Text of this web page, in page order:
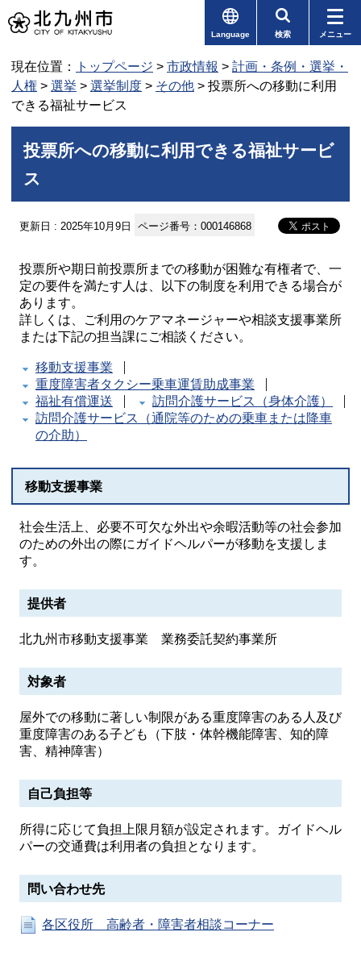
Language 検索 メニュー
現在位置： トップページ > 市政情報 > 計画・条例・選挙・
人権 > 選挙 > 選挙制度 > その他 > 投票所への移動に利用
できる福祉サービス
投票所への移動に利用できる福祉サービ
ス
更新日 : 2025年10月9日 ページ番号：000146868
投票所や期日前投票所までの移動が困難な有権者で、一
定の要件を満たす人は、以下の制度を利用できる場合が
あります。
詳しくは、ご利用のケアマネージャーや相談支援事業所
または下記の担当課にご相談ください。
移動支援事業
重度障害者タクシー乗車運賃助成事業
福祉有償運送
訪問介護サービス（身体介護）
訪問介護サービス（通院等のための乗車または降車
の介助）
移動支援事業
社会生活上、必要不可欠な外出や余暇活動等の社会参加
のための外出の際にガイドヘルパーが移動を支援しま
す。
提供者
北九州市移動支援事業 業務委託契約事業所
対象者
屋外での移動に著しい制限がある重度障害のある人及び
重度障害のある子ども（下肢・体幹機能障害、知的障
害、精神障害）
自己負担等
所得に応じて負担上限月額が設定されます。ガイドヘル
パーの交通費は利用者の負担となります。
問い合わせ先
各区役所 高齢者・障害者相談コーナー